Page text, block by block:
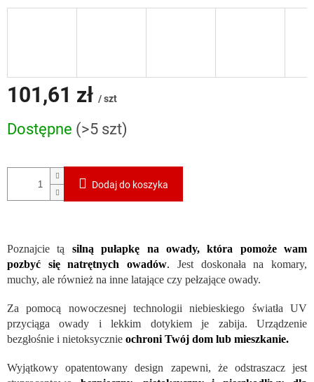
101,61 zł / szt
jednostkowa:
Dostępne (>5 szt)
Dodaj do koszyka
Poznajcie tą silną pułapkę na owady, która pomoże wam
pozbyć się natrętnych owadów. Jest doskonała na komary,
muchy, ale również na inne latające czy pełzające owady.
Za pomocą nowoczesnej technologii niebieskiego światła UV
przyciąga owady i lekkim dotykiem je zabija. Urządzenie
bezgłośnie i nietoksycznie ochroni Twój dom lub mieszkanie.
Wyjątkowy opatentowany design zapewni, że odstraszacz jest